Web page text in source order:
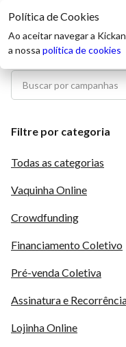
Filtre por categoria
Todas as categorias
Vaquinha Online
Crowdfunding
Financiamento Coletivo
Pré-venda Coletiva
Assinatura e
Lojinha Online
Política de Cookies
Ao aceitar navegar a
a nossa política de cookies